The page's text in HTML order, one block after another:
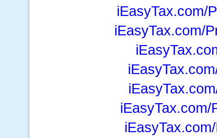
iEasyTax.com/
iEasyTax.com/
iEasyTax.com/